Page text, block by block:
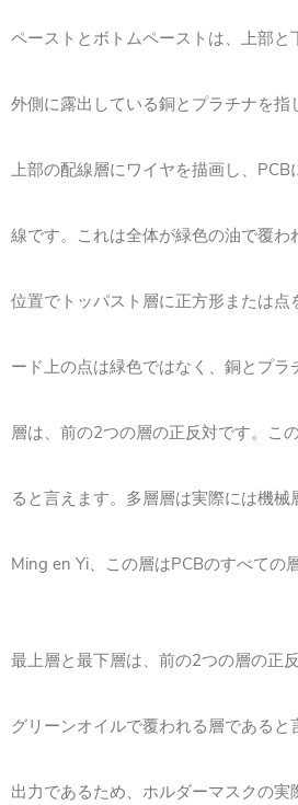
ペーストとボトムペーストは、上部と
外側に露出している銅とプラチナを指
上部の配線層にワイヤを描画し、PCB
線です。これは全体が緑色の油で覆
位置でトッパスト層に正方形または点
ード上の点は緑色ではなく、銅とプ
層は、前の2つの層の正反対です。こ
ると言えます。多層層は実際には機械
Ming en Yi、この層はPCBのすべての
最上層と最下層は、前の2つの層の正
グリーンオイルで覆われる層である
出力であるため、ホルダーマスクの